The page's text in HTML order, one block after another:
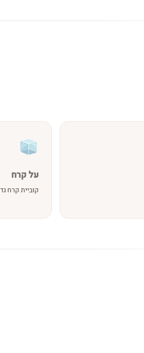
על קרח
קוביית קרח